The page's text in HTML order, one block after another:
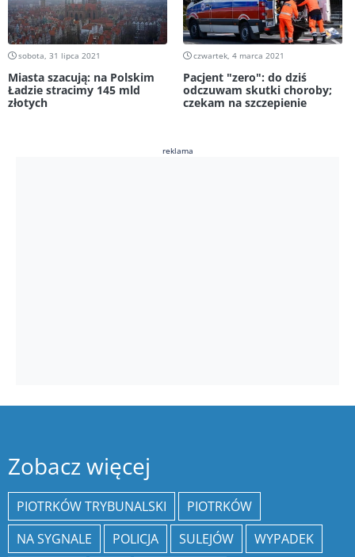
sobota, 31 lipca 2021
Miasta szacują: na Polskim
Ładzie stracimy 145 mld
złotych
czwartek, 4 marca 2021
Pacjent "zero": do dziś
odczuwam skutki choroby;
czekam na szczepienie
reklama
Zobacz więcej
PIOTRKÓW TRYBUNALSKI
PIOTRKÓW
NA SYGNALE
POLICJA SULEJÓW
WYPADEK